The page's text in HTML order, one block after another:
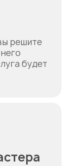
решите
будет